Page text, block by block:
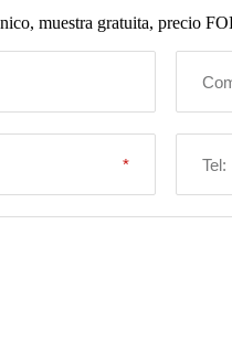
muestra gratuita, precio